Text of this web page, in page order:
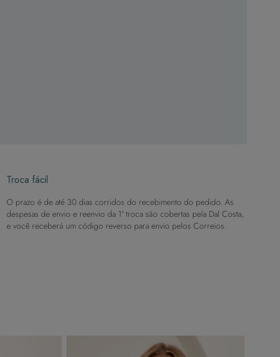
Troca fácil
O prazo é de até 30 dias corridos do recebimento do pedido. As
despesas de envio e reenvio da 1ª troca são cobertas pela Dal Costa,
e você receberá um código reverso para envio pelos Correios.